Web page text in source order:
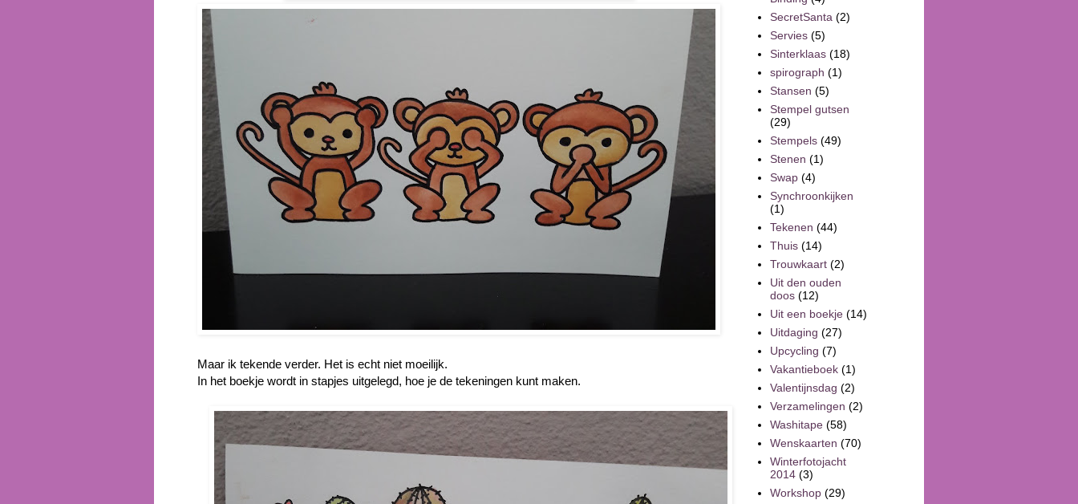
Maar ik tekende verder. Het is echt niet moeilijk.
In het boekje wordt in stapjes uitgelegd, hoe je de tekeningen kunt maken.
SecretSanta (2)
Servies (5)
Sinterklaas (18)
spirograph (1)
Stansen (5)
Stempel gutsen
(29)
Stempels (49)
Stenen (1)
Swap (4)
Synchroonkijken
(1)
Tekenen (44)
Thuis (14)
Trouwkaart (2)
Uit den ouden
doos (12)
Uit een boekje (14)
Uitdaging (27)
Upcycling (7)
Vakantieboek (1)
Valentijnsdag (2)
Verzamelingen (2)
Washitape (58)
Wenskaarten (70)
Winterfotojacht
2014 (3)
Workshop (29)